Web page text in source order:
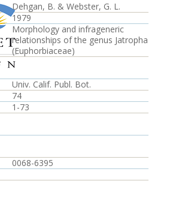
Dehgan, B. & Webster, G. L.
1979
Morphology and infrageneric
relationships of the genus Jatropha
(Euphorbiaceae)
Univ. Calif. Publ. Bot.
74
1-73
0068-6395